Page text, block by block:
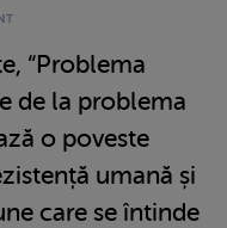
“Problema
de la problema
o poveste
umană și
care se întinde